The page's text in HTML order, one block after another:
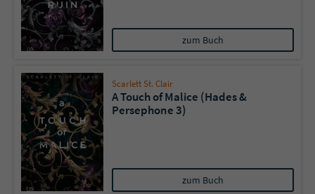
zum Buch
Scarlett St. Clair
A Touch of Malice (Hades &
Persephone 3)
zum Buch
Name tx_pwcomments_ahash
Laufzeit 1 Jahr
Zweck Cookie für Kommentare einzelner Buchtitel
Name fe_typo_user